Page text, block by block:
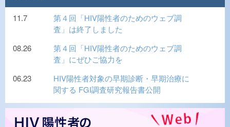
11.7
第４回「HIV陽性者のためのウェブ調
査」は終了しました
08.26
第４回「HIV陽性者のためのウェブ調
査」にぜひご協力を
06.23
HIV陽性者対象の早期診断・早期治療に
関する FGI調査研究報告書公開